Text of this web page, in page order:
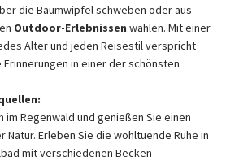
die Baumwipfel schweben oder aus
Outdoor-Erlebnissen wählen. Mit einer
Alter und jeden Reisestil verspricht
in einer der schönsten
im Regenwald und genießen Sie einen
Erleben Sie die wohltuende Ruhe in
mit verschiedenen Becken